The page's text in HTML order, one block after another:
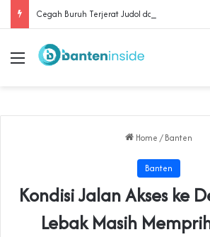
Menu
Home / Banten
Banten
Kondisi Jalan Akses ke
Lebak Masih